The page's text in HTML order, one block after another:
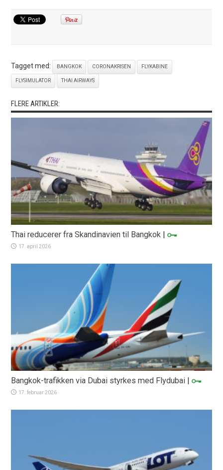
Tagget med: BANGKOK CORONAKRISEN FLYKABINE
FLYSIMULATOR THAI AIRWAYS
FLERE ARTIKLER:
Thai reducerer fra Skandinavien til Bangkok |
17. april 2026
Bangkok-trafikken via Dubai styrkes med Flydubai |
17. februar 2026